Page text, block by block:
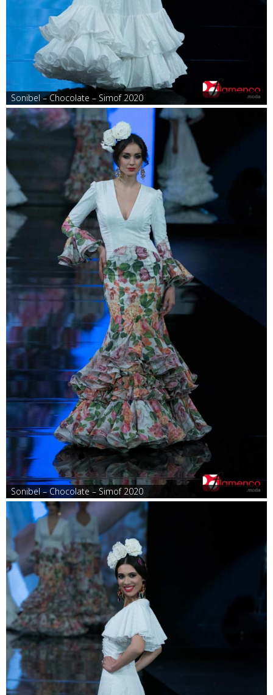
Sonibel – Chocolate – Simof 2020
Sonibel – Chocolate – Simof 2020